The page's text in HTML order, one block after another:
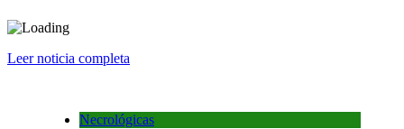
Leer noticia completa
Necrológicas